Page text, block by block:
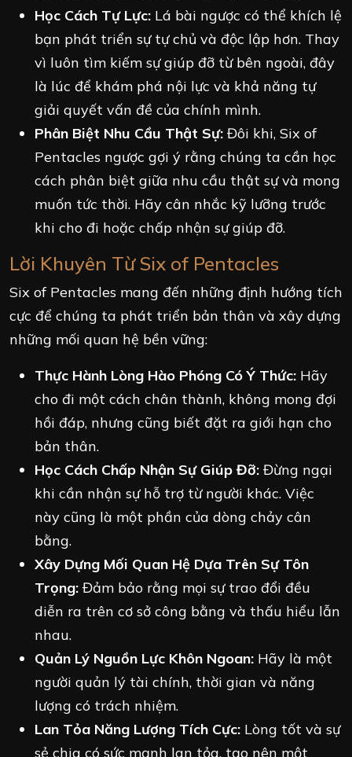
Học Cách Tự Lực: Lá bài ngược có thể khích lệ
bạn phát triển sự tự chủ và độc lập hơn. Thay
vì luôn tìm kiếm sự giúp đỡ từ bên ngoài, đây
là lúc để khám phá nội lực và khả năng tự
giải quyết vấn đề của chính mình.
Phân Biệt Nhu Cầu Thật Sự: Đôi khi, Six of
Pentacles ngược gợi ý rằng chúng ta cần học
cách phân biệt giữa nhu cầu thật sự và mong
muốn tức thời. Hãy cân nhắc kỹ lưỡng trước
khi cho đi hoặc chấp nhận sự giúp đỡ.
Lời Khuyên Từ Six of Pentacles
Six of Pentacles mang đến những định hướng tích
cực để chúng ta phát triển bản thân và xây dựng
những mối quan hệ bền vững:
Thực Hành Lòng Hào Phóng Có Ý Thức: Hãy
cho đi một cách chân thành, không mong đợi
hồi đáp, nhưng cũng biết đặt ra giới hạn cho
bản thân.
Học Cách Chấp Nhận Sự Giúp Đỡ: Đừng ngại
khi cần nhận sự hỗ trợ từ người khác. Việc
này cũng là một phần của dòng chảy cân
bằng.
Xây Dựng Mối Quan Hệ Dựa Trên Sự Tôn
Trọng: Đảm bảo rằng mọi sự trao đổi đều
diễn ra trên cơ sở công bằng và thấu hiểu lẫn
nhau.
Quản Lý Nguồn Lực Khôn Ngoan: Hãy là một
người quản lý tài chính, thời gian và năng
lượng có trách nhiệm.
Lan Tỏa Năng Lượng Tích Cực: Lòng tốt và sự
sẻ chia có sức mạnh lan tỏa, tạo nên một